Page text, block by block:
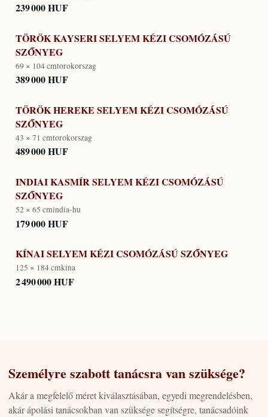
239 000 HUF
TÖRÖK KAYSERI SELYEM KÉZI CSOMÓZÁSÚ
SZŐNYEG
69 × 104 cmtorokorszag
389 000 HUF
TÖRÖK HEREKE SELYEM KÉZI CSOMÓZÁSÚ
SZŐNYEG
43 × 71 cmtorokorszag
489 000 HUF
INDIAI KASMÍR SELYEM KÉZI CSOMÓZÁSÚ
SZŐNYEG
52 × 65 cmindia-hu
179 000 HUF
KÍNAI SELYEM KÉZI CSOMÓZÁSÚ SZŐNYEG
125 × 184 cmkina
2 490 000 HUF
Személyre szabott tanácsra van szüksége?
Akár a megfelelő méret kiválasztásában, egyedi megrendelésben,
akár ápolási tanácsokban van szüksége segítségre, tanácsadóink